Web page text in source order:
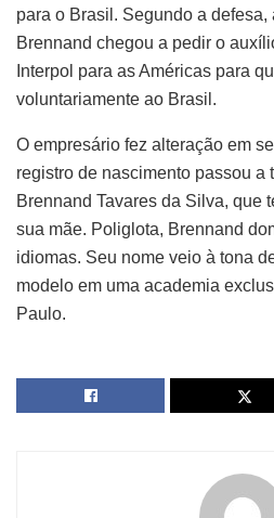
para o Brasil. Segundo a defesa,
Brennand chegou a pedir o
Interpol para as Américas para
voluntariamente ao Brasil.
O empresário fez alteração em
registro de nascimento passou a
Brennand Tavares da Silva, que
sua mãe. Poliglota, Brennand
idiomas. Seu nome veio à tona
modelo em uma academia
Paulo.